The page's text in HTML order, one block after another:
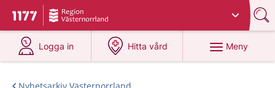
Till startsidan för 1177
Du har valt region
Logga in
på 1177.se
Hitta vård
på 1177.se
Meny